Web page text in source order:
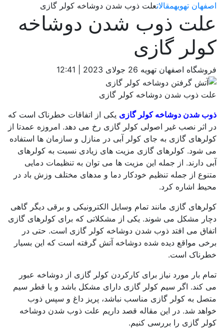
اصفهان تهویهمقالاتعلت ذوب شدن دوشاخه کولر گازی
علت ذوب شدن دوشاخه
کولر گازی
فروشگاه اصفهان تهویه 26 جولای 2023 12:41
علت ذوب شدن دوشاخه کولر گازی
ذوب شدن دوشاخه کولر گازی یکی از اتفاقات خطرناک است که
در اثر نصب غیر اصولی کولر گازی رخ می دهد. امروزه عمدتا از
کولرهای گازی به جای کولر آبی در منازل و سازمان ها استفاده
می شود. کولرهای گازی مزیت های زیادی نسبت به کولرهای
آبی دارند. از جمله این مزیت ها می توان به تنظیمات دمایی
متنوع از جمله تنظیم خودکار دما و مدهای مختلف وزش باد در
محیط اشاره کرد.
کولرهای گازی مانند تمام وسایل الکترونیکی و برقی دیگر گاهی
دچار مشکل می شوند. یکی از مشکلاتی که برای کولرهای گازی
اتفاق می افتد ذوب شدن دوشاخه کولر گازی است. حتی در
برخی مواقع دیده شده دوشاخه آتش گرفته است که این بسیار
خطرناک است.
تمام بار مورد نیاز برای کارکردن کولر گازی از دوشاخه عبور
می کند. اگر سیم کولر گازی دارای مشکل باشد و یا قطر سیم
متصل به کولر گازی مناسب نباشد، پریز داغ و سپس ذوب
خواهد شد. در این مقاله قصد داریم علت ذوب شدن دوشاخه
کولر گازی را بررسی کنیم.